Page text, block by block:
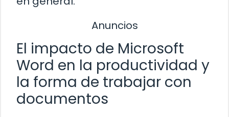
Anuncios
El impacto de Microsoft
Word en la productividad y
la forma de trabajar con
documentos